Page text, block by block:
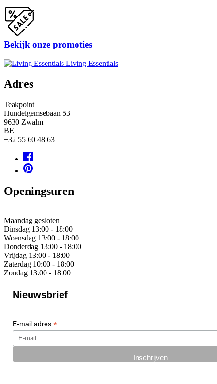
Bekijk onze promoties
Living Essentials
Adres
Teakpoint
Hundelgemsebaan 53
9630 Zwalm
BE
+32 55 60 48 63
Openingsuren
Maandag gesloten
Dinsdag 13:00 - 18:00
Woensdag 13:00 - 18:00
Donderdag 13:00 - 18:00
Vrijdag 13:00 - 18:00
Zaterdag 10:00 - 18:00
Zondag 13:00 - 18:00
Nieuwsbrief
E-mail adres *